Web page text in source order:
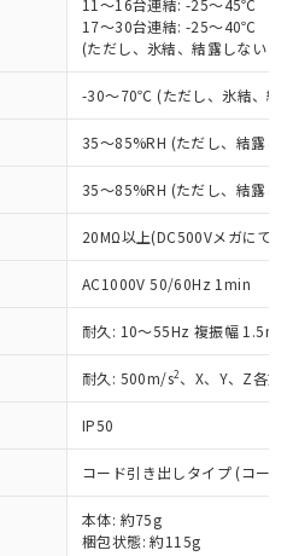
11～16台連結: -25～45℃
17～30台連結: -25～40℃
(ただし、氷結、結露しないこ
-30～70℃ (ただし、氷結、結
35～85%RH (ただし、結露し
35～85%RH (ただし、結露し
20MΩ以上(DC500Vメガにて)
AC1000V 50/60Hz 1min
耐久: 10～55Hz 複振幅
耐久: 500m/s2、X、Y、Z各方
IP50
コード引き出しタイプ (コード
本体: 約75g
梱包状態: 約115g
象外となる商品もある
ださい。
標準価格照会結果は、
新日時点での社内デー
されるものであり、閲
の実際の在庫および標
る場合があることをご
またはお客様担当のオ
販売店・当社販売員に
器販売店や当社販売拠
ットワーク
」をご確認
標準価格結果を当社の
第三者に漏洩または開
願いします。
（部品リスト作成サー
用いただくには、I-Web
登録されている必要が
り、非含有部品として
と判明した場合などや
とがあります。
以下、ポリ臭化ビフェニル
リ臭化ジフェニルエーテル類
タル酸ビス(2-エチルヘキシ
1000ppm以下、フタル酸ブチ
以下、フタル酸ジブチル
監視および制御機器に対する
質については閾値を超える意
況などにより、予定
あります。
料含有率が中国RoHSの
ことを示します。
。当社販売部門へお問
銀) : 1000ppm、 Cd(カドミウ
、 PBBs(ポリ臭化ビフェ
ポリ臭化ジフェニルエーテ
1000ppm、 DIBP(フタル酸ジ
BBP(フタル酸ブチルベンジ
チルヘキシル)) : 1000ppm
物質）のすべてが基
況下において有害物
、環境に深刻な影響を
味します。
。当社販売部門へお問
貴社製品のうち、外国
貿易法に定める商品
物等」という）を輸出
提供する場合は、日本
許可(または役務取引許
などの必要な手続きを
を破棄する場合は、完
ど、違法に輸出されな
段を講じます。
を、核兵器、ミサイ
らの製造装置等に一切
品を第三者に販売する
、2および3の内容を当
します。また当社は、
売に係わる関係者が違
それがある場合は、取
ません。
は満たないが在庫あり
(最新の在庫状況につ
様担当のオムロン制御
店・当社販売員にご確
機種、また在庫状況の
していない機種